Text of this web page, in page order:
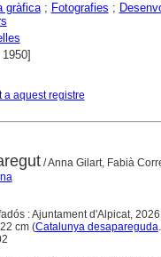
gràfica; Fotografies ;
a aquest registre
/ Anna Gilart, Fabià
: Ajuntament d'Alpicat, 2026
cm (Catalunya desapareguda